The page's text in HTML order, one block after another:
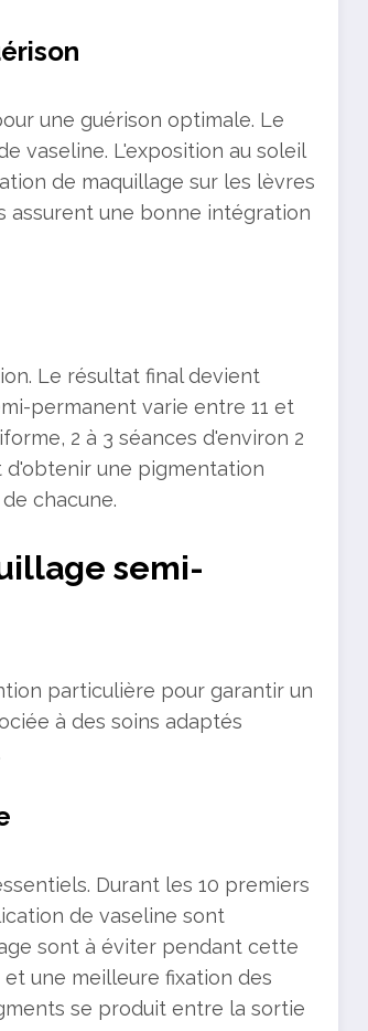
une guérison optimale. Le
vaseline. L'exposition au soleil
de maquillage sur les lèvres
assurent une bonne intégration
Le résultat final devient
permanent varie entre 11 et
2 à 3 séances d'environ 2
d'obtenir une pigmentation
chacune.
semi-
particulière pour garantir un
à des soins adaptés
Durant les 10 premiers
de vaseline sont
sont à éviter pendant cette
une meilleure fixation des
se produit entre la sortie